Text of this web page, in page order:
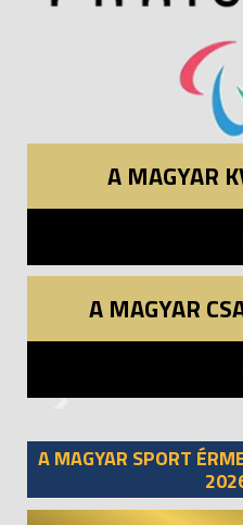
A MAGYAR
A MAGYAR
A MAGYAR SPORT